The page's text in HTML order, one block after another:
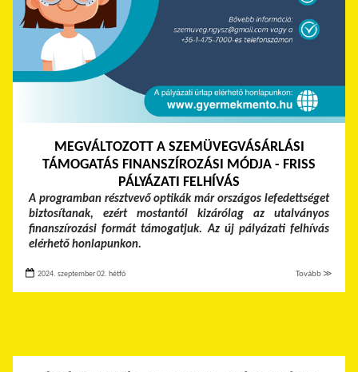
MEGVÁLTOZOTT A SZEMÜVEGVÁSÁRLÁSI
TÁMOGATÁS FINANSZÍROZÁSI MÓDJA - FRISS
PÁLYÁZATI FELHÍVÁS
A programban résztvevő optikák már országos lefedettséget
biztosítanak, ezért mostantól kizárólag az utalványos
finanszírozási formát támogatjuk. Az új pályázati felhívás
elérhető honlapunkon.
2024. szeptember 02. hétfő Tovább ≫